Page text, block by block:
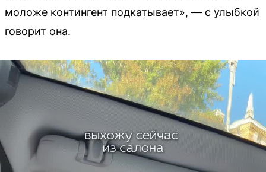
моложе контингент подкатывает», — с улыбкой
говорит она.